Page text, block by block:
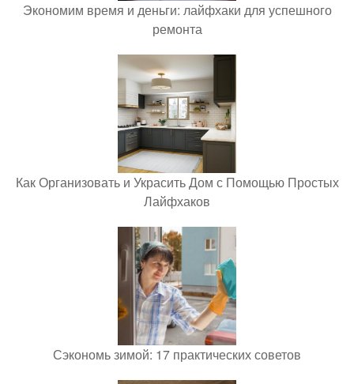
Экономим время и деньги: лайфхаки для успешного
ремонта
Как Организовать и Украсить Дом с Помощью Простых
Лайфхаков
Сэкономь зимой: 17 практических советов